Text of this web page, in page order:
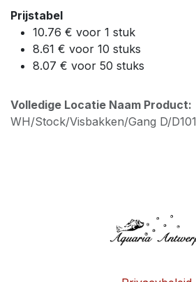
Prijstabel
10.76 € voor 1 stuk
8.61 € voor 10 stuks
8.07 € voor 50 stuks
Volledige Locatie Naam Product:
WH/Stock/Visbakken/Gang D/D101